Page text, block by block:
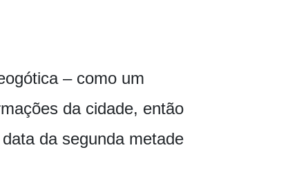
– como um
da cidade, então
da segunda metade